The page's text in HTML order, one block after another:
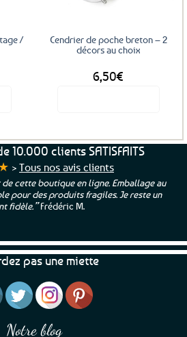
/
Cendrier de poche breton – 2
décors au choix
6,50€
a
plusieurs
variations.
Les
options
choisies
sur
page
du
produit
10.000 clients SATISFAITS
> Tous nos avis clients
cette boutique en ligne. Emballage au
pour des produits fragiles. Je reste un
fidèle.”Frédéric M.
pas une miette
Notre blog